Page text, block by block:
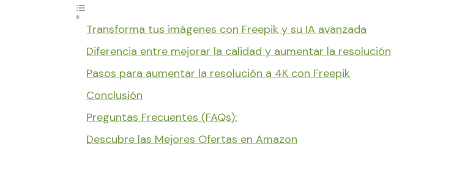
Transforma tus imágenes con Freepik y su IA avanzada
Diferencia entre mejorar la calidad y aumentar la resolución
Pasos para aumentar la resolución a 4K con Freepik
Conclusión
Preguntas Frecuentes (FAQs):
Descubre las Mejores Ofertas en Amazon